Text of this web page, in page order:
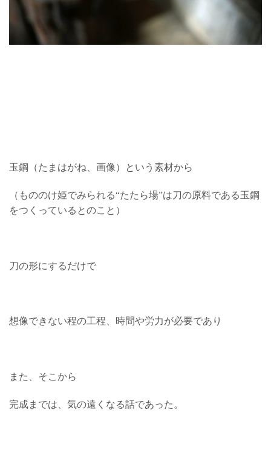
玉鋼（たまはがね、画像）という素材から
（もののけ姫でみられる“たたら場”は刀の原料である玉鋼
をつくっているとのこと）
刀の形にするだけで
想像できない程の工程、時間や労力が必要であり
また、そこから
完成までは、気の遠くなる話であった。